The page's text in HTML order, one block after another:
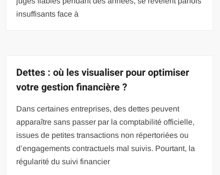
insuffisants face à
Dettes : où les visualiser pour optimiser
votre gestion financière ?
Dans certaines entreprises, des dettes peuvent
apparaître sans passer par la comptabilité officielle,
issues de petites transactions non répertoriées ou
d’engagements contractuels mal suivis. Pourtant, la
régularité du suivi financier